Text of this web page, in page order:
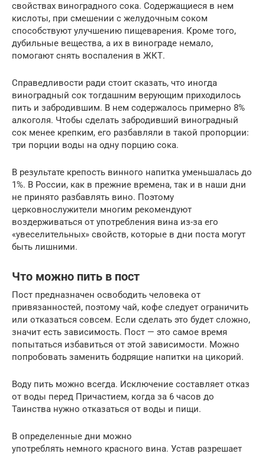
свойствах виноградного сока. Содержащиеся в нем
кислоты, при смешении с желудочным соком
способствуют улучшению пищеварения. Кроме того,
дубильные вещества, а их в винограде немало,
помогают снять воспаления в ЖКТ.
Справедливости ради стоит сказать, что иногда
виноградный сок тогдашним верующим приходилось
пить и забродившим. В нем содержалось примерно 8%
алкоголя. Чтобы сделать забродивший виноградный
сок менее крепким, его разбавляли в такой пропорции:
три порции воды на одну порцию сока.
В результате крепость винного напитка уменьшалась до
1%. В России, как в прежние времена, так и в наши дни
не принято разбавлять вино. Поэтому
церковнослужители многим рекомендуют
воздерживаться от употребления вина из-за его
«увеселительных» свойств, которые в дни поста могут
быть лишними.
Что можно пить в пост
Пост предназначен освободить человека от
привязанностей, поэтому чай, кофе следует ограничить
или отказаться совсем. Если сделать это будет сложно,
значит есть зависимость. Пост — это самое время
попытаться избавиться от этой зависимости. Можно
попробовать заменить бодрящие напитки на цикорий.
Воду пить можно всегда. Исключение составляет отказ
от воды перед Причастием, когда за 6 часов до
Таинства нужно отказаться от воды и пищи.
В определенные дни можно
употреблять немного красного вина. Устав разрешает